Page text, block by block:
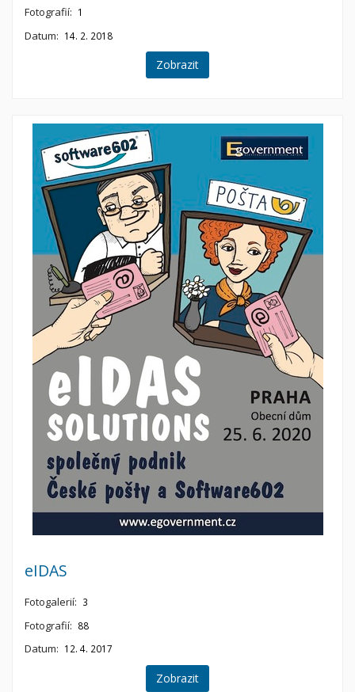
Fotografií: 1
Datum: 14. 2. 2018
Zobrazit
eIDAS
Fotogalerií: 3
Fotografií: 88
Datum: 12. 4. 2017
Zobrazit